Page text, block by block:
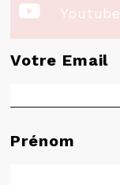
 Youtube
Votre Email
Prénom